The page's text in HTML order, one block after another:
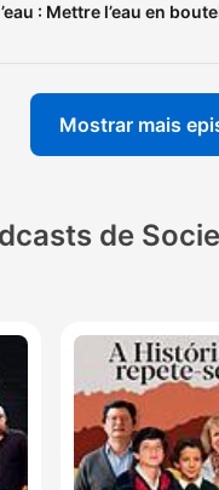
: Mettre l’eau en
Mostrar mais
de